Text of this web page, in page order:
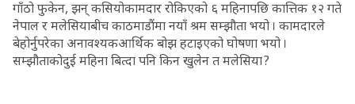
गाँठो फुकेन, झन् कसियोकामदार रोकिएको ६ महिनापछि कात्तिक १२ गते
नेपाल र मलेसियाबीच काठमाडौंमा नयाँ श्रम सम्झौता भयो । कामदारले
बेहोर्नुपरेका अनावश्यकआर्थिक बोझ हटाइएको घोषणा भयो ।
सम्झौताकोदुई महिना बित्दा पनि किन खुलेन त मलेसिया ?